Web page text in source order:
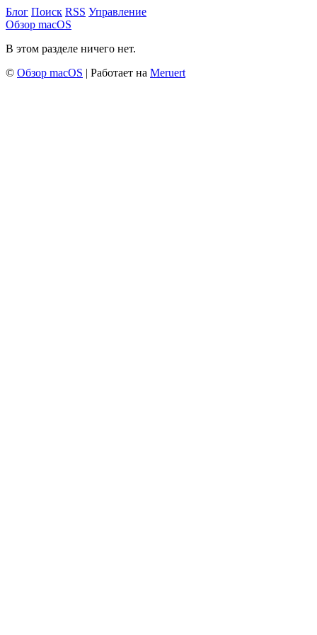
Блог Поиск RSS Управление
Обзор macOS
В этом разделе ничего нет.
© Обзор macOS | Работает на Meruert